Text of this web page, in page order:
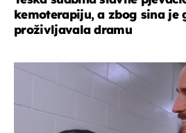
kemoterapiju, a zbog sina je
proživljavala dramu